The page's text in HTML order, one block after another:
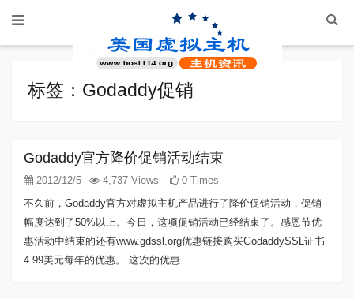
标签：Godaddy促销
Godaddy官方降价促销活动结束
2012/12/5 4,737 Views
0 Times
不久前，Godaddy官方对虚拟主机产品进行了降价促销活动，促销
幅度达到了50%以上。今日，这项促销活动已经结束了。感恩节优
惠活动中结束的还有www.gdssl.org优惠链接购买GodaddySSL证书
4.99美元每年的优惠。 这次的优惠…